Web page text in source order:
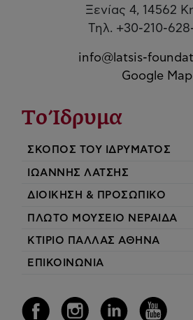
Ξενίας 4, 14562
Τηλ. +30-210-
info@latsis-
Google Map
Το Ίδρυμα
ΣΚΟΠΟΣ ΤΟΥ ΙΔΡΥΜΑΤΟΣ
ΙΩΑΝΝΗΣ ΛΑΤΣΗΣ
ΔΙΟΙΚΗΣΗ & ΠΡΟΣΩΠΙΚΟ
ΠΛΩΤΟ ΜΟΥΣΕΙΟ ΝΕΡΑΙΔΑ
ΚΤΙΡΙΟ ΠΑΛΛΑΣ ΑΘΗΝΑ
ΕΠΙΚΟΙΝΩΝΙΑ